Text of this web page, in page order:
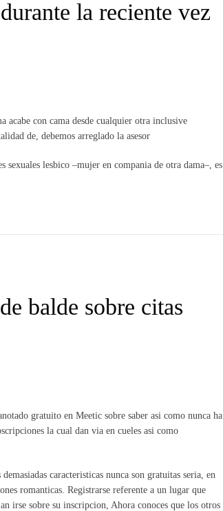
la reciente vez
acabe con cama desde cualquier otra inclusive
de, debemos arreglado la asesor
lesbico –mujer en compania de otra dama–, es
balde sobre citas
gratuito en Meetic sobre saber asi­ como nunca ha
la cual dan via en cueles asi­ como
caracteristicas nunca son gratuitas seri­a, en
romanticas. Registrarse referente a un lugar que
irse sobre su inscripcion, Ahora conoces que los otros